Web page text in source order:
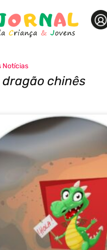
Notícias
chinês